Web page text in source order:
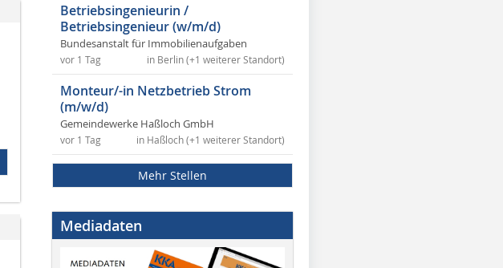
Betriebsingenieurin /
Betriebsingenieur (w/m/d)
Bundesanstalt für Immobilienaufgaben
in Berlin (+1 weiterer Standort)
vor 1 Tag
Monteur/-in Netzbetrieb Strom
(m/w/d)
Gemeindewerke Haßloch GmbH
in Haßloch (+1 weiterer Standort)
vor 1 Tag
Mehr Stellen
Mediadaten